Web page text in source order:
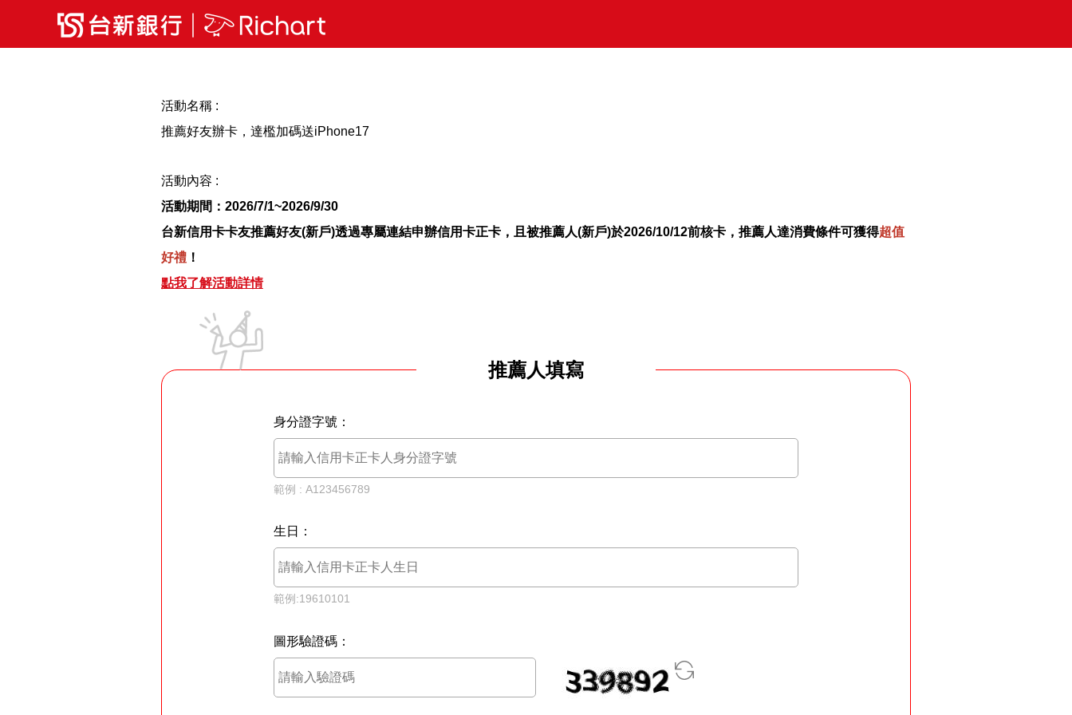
活動名稱 :
推薦好友辦卡，達檻加碼送iPhone17
活動內容 :
活動期間： 2026/7/1~2026/9/30
台新信用卡卡友推薦好友(新戶)透過專屬連結申辦信用卡正卡，且被推薦人(新戶)於2026/10/12前核卡，推薦人達消費條件可獲得超值
好禮！
點我了解活動詳情
推薦人填寫
身分證字號：
範例 : A123456789
生日：
範例:19610101
圖形驗證碼：